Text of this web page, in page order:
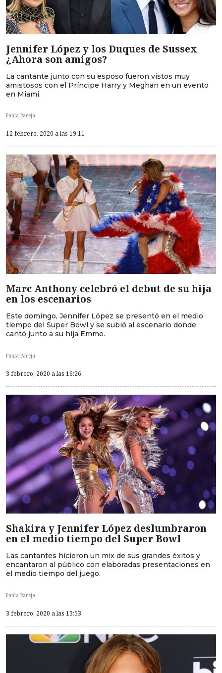
Jennifer López y los Duques de Sussex
¿Ahora son amigos?
La cantante junto con su esposo fueron vistos muy
amistosos con el Príncipe Harry y Meghan en un evento
en Miami.
Paula Pareja
12 febrero, 2020 a las 19:11
Marc Anthony celebró el debut de su hija
en los escenarios
Este domingo, Jennifer López se presentó en el medio
tiempo del Super Bowl y se subió al escenario donde
cantó junto a su hija Emme.
Paula Pareja
3 febrero, 2020 a las 16:26
Shakira y Jennifer López deslumbraron
en el medio tiempo del Super Bowl
Las cantantes hicieron un mix de sus grandes éxitos y
encantaron al público con elaboradas presentaciones en
el medio tiempo del juego.
Paula Pareja
3 febrero, 2020 a las 13:53